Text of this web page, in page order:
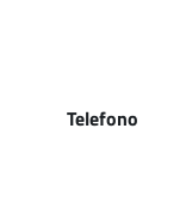
Telefono